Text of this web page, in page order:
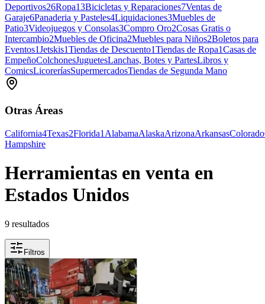
Deportivos26Ropa13Bicicletas y Reparaciones7Ventas de
Garaje6Panaderia y Pasteles4Liquidaciones3Muebles de
Patio3Videojuegos y Consolas3Compro Oro2Cosas Gratis o
Intercambio2Muebles de Oficina2Muebles para Niños2Boletos para
Eventos1Jetskis1Tiendas de Descuento1Tiendas de Ropa1Casas de
EmpeñoColchonesJuguetesLanchas, Botes y PartesLibros y
ComicsLicoreríasSupermercadosTiendas de Segunda Mano
Otras Áreas
California4Texas2Florida1 AlabamaAlaskaArizonaArkansasColorado
Hampshire
Herramientas en venta en
Estados Unidos
9 resultados
Filtros